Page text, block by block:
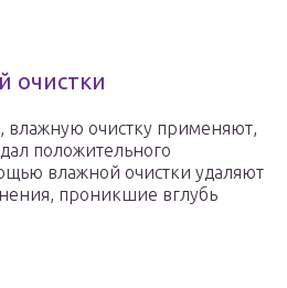
очистки
влажную очистку применяют,
положительного
влажной очистки удаляют
проникшие вглубь